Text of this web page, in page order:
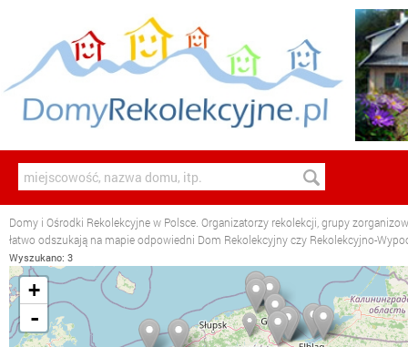
Domy i Ośrodki Rekolekcyjne w Polsce. Organizatorzy rekolekcji, grupy
łatwo odszukają na mapie odpowiedni Dom Rekolekcyjny czy Rekolekcyjno-
Wyszukano: 3
+
-